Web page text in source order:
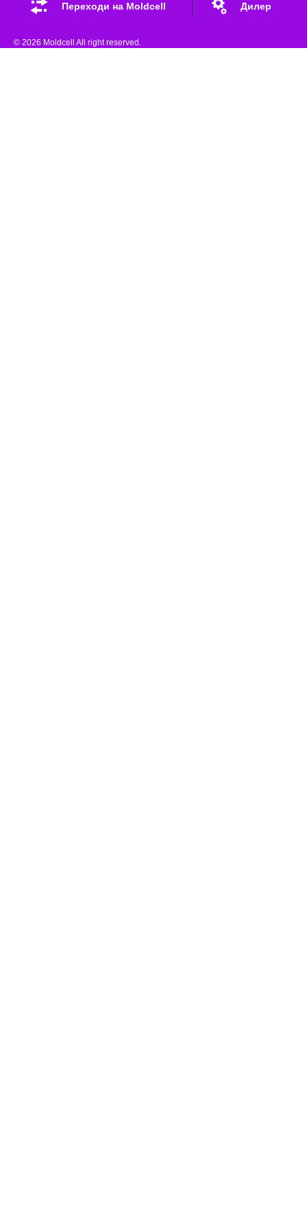
Переходи на Moldcell Дилер
© 2026 Moldcell All right reserved.